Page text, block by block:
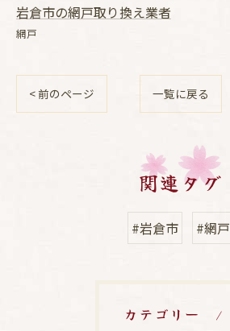
岩倉市の網戸取り換え業者
網戸
< 前のページ 一覧に戻る
関連タグ
#岩倉市 #網戸
カテゴリー